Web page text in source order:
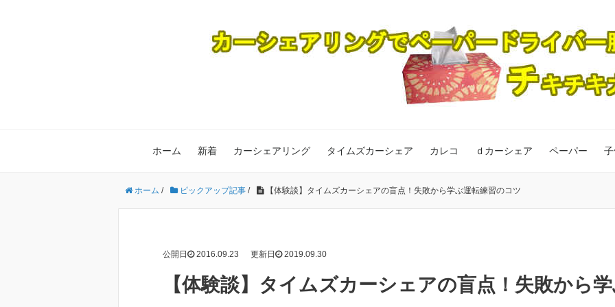
ホーム 新着 カーシェアリング タイムズカーシェア カレコ ｄカーシェア ペーパー
ホーム / ピックアップ記事 / 【体験談】タイムズカーシェアの盲点！失敗から学ぶ運転練習のコツ
公開日 2016.09.23 更新日 2019.09.30
【体験談】タイムズカーシェアの盲点！失敗から